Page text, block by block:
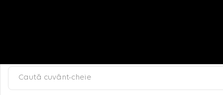
Job Search Page